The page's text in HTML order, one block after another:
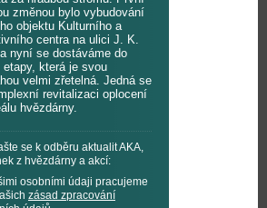
změnou bylo vybudování
objektu Kulturního a
centra na ulici J. K.
nyní se dostáváme do
etapy, která je svou
velmi zřetelná. Jedná se
revitalizaci oplocení
hvězdárny.
se k odběru aktualit AKA,
z hvězdárny a akcí:
osobními údaji pracujeme
zásad zpracování